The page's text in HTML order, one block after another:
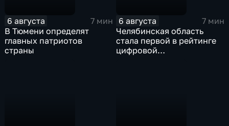
6 августа
7 мин
В Тюмени определят
главных патриотов
страны
6 августа
7 мин
Челябинская область
стала первой в рейтинге
цифровой